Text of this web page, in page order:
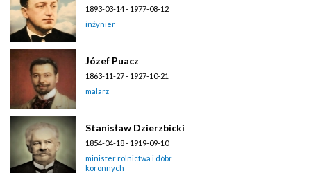
1893-03-14 - 1977-08-12
inżynier
Józef Puacz
1863-11-27 - 1927-10-21
malarz
Stanisław Dzierzbicki
1854-04-18 - 1919-09-10
minister rolnictwa i dóbr
koronnych